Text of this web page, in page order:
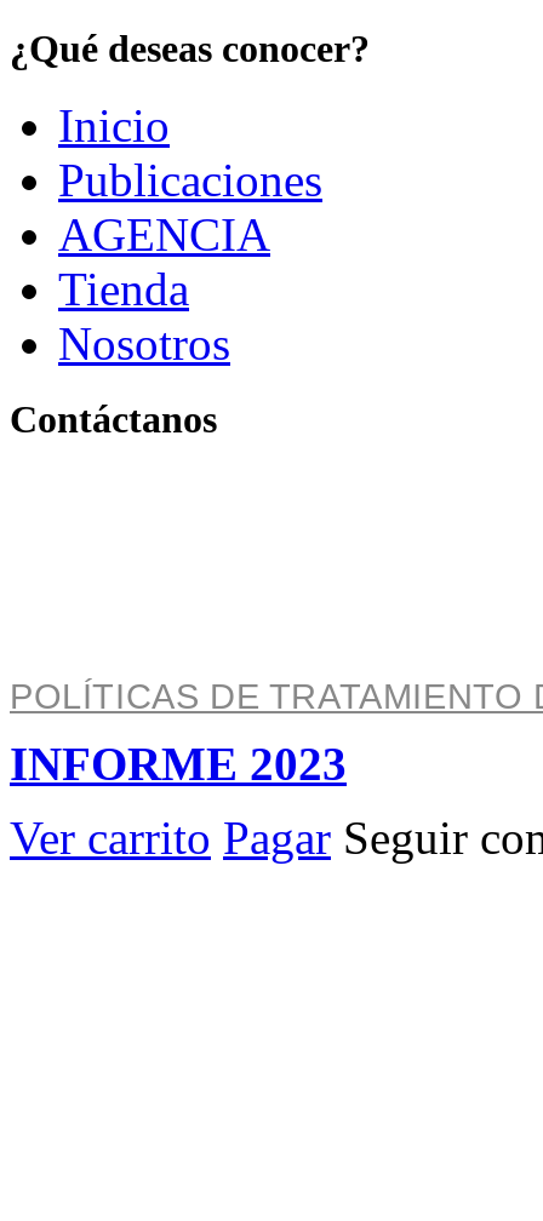
¿Qué deseas conocer?
Inicio
Publicaciones
AGENCIA
Tienda
Nosotros
Contáctanos
POLÍTICAS DE TRATAMIENTO
INFORME 2023
Ver carrito Pagar Seguir